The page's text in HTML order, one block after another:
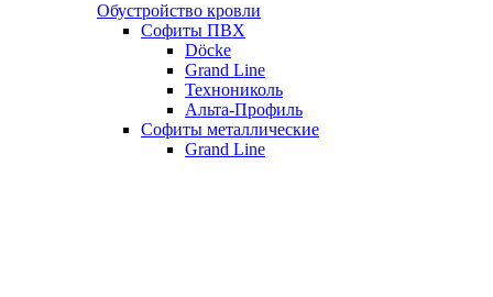
Обустройство кровли
Софиты ПВХ
Döcke
Grand Line
Технониколь
Альта-Профиль
Софиты металлические
Grand Line